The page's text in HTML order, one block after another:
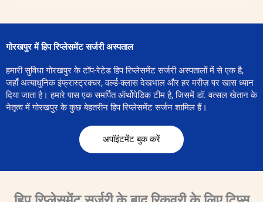
गोरखपुर में हिप रिप्लेसमेंट सर्जरी अस्पताल
हमारी सुविधा गोरखपुर के टॉप-रेटेड हिप रिप्लेसमेंट सर्जरी अस्पतालों में से एक है,
जहाँ अत्याधुनिक इंफ्रास्ट्रक्चर, वर्ल्ड-क्लास देखभाल और हर मरीज़ पर खास ध्यान
दिया जाता है। हमारे पास एक समर्पित ऑर्थोपेडिक टीम है, जिसमें डॉ. वत्सल खेतान के
नेतृत्व में गोरखपुर के कुछ बेहतरीन हिप रिप्लेसमेंट सर्जन शामिल हैं।
अपॉइंटमेंट बुक करें